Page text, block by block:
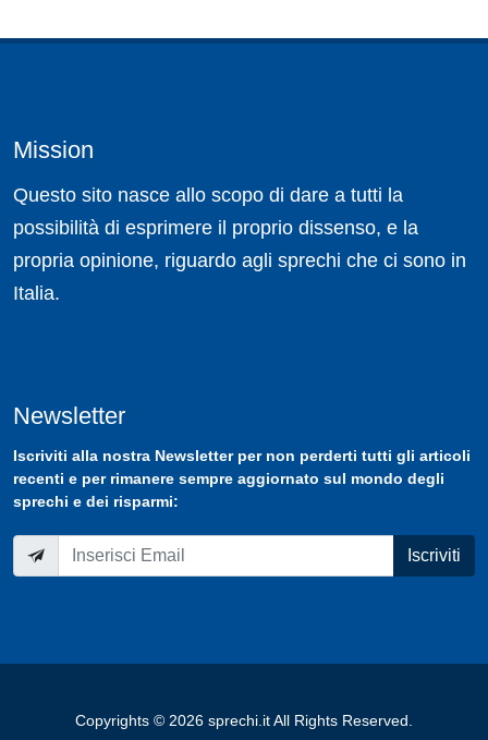
Mission
Questo sito nasce allo scopo di dare a tutti la
possibilità di esprimere il proprio dissenso, e la
propria opinione, riguardo agli sprechi che ci sono in
Italia.
Newsletter
Iscriviti alla nostra Newsletterper non perderti tutti gli articoli
recenti e per rimanere sempre aggiornato sul mondo degli
sprechi e dei risparmi:
Iscriviti
Copyrights © 2026 sprechi.it All Rights Reserved.